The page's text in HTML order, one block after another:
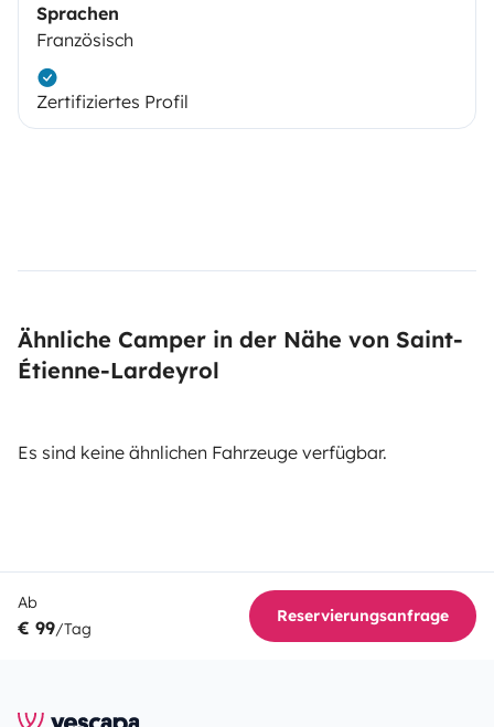
Sprachen
Französisch
Zertifiziertes Profil
Ähnliche Camper in der Nähe von Saint-
Étienne-Lardeyrol
Es sind keine ähnlichen Fahrzeuge verfügbar.
Ab
€ 99/Tag
Reservierungsanfrage